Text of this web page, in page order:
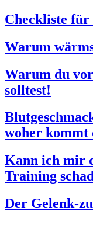
Checkliste für
Warum
Warum du
solltest!
woher kommt
Kann ich mir
Training
Der Gelenk-